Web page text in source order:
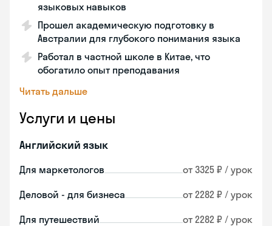
языковых навыков
Прошел академическую подготовку в
Австралии для глубокого понимания языка
Работал в частной школе в Китае, что
обогатило опыт преподавания
Читать дальше
Услуги и цены
Английский язык
Для маркетологов от 3325 ₽ / урок
Деловой - для бизнеса от 2282 ₽ / урок
Для путешествий от 2282 ₽ / урок